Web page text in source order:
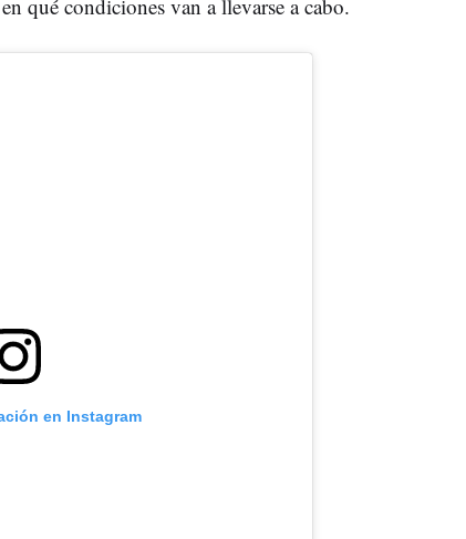
qué condiciones van a llevarse a cabo.
en Instagram